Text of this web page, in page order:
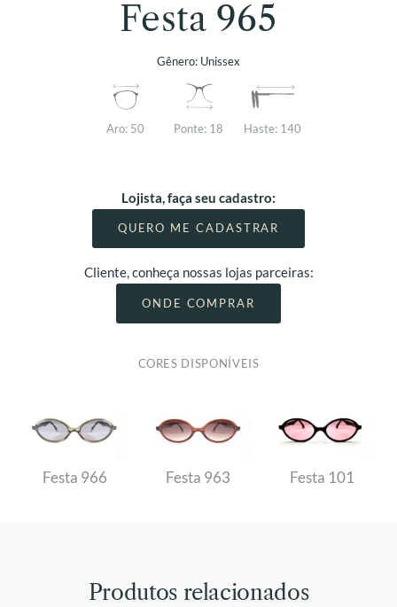
Festa 965
Gênero: Unissex
Aro: 50 Ponte: 18 Haste: 140
Lojista, faça seu cadastro:
QUERO ME CADASTRAR
Cliente, conheça nossas lojas parceiras:
ONDE COMPRAR
CORES DISPONÍVEIS
Festa 966 Festa 963 Festa 101
Produtos relacionados